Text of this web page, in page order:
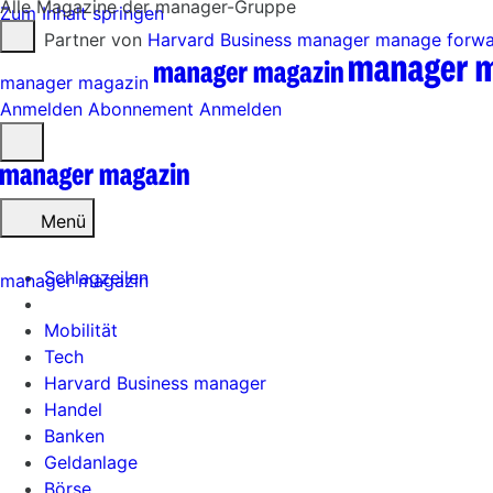
Zum Inhalt springen
Partner von Harvard Business manager manage
manager magazin
Anmelden Abonnement Anmelden
öffnen
Menü
Schlagzeilen
Mobilität
Tech
Harvard Business manager
Handel
Banken
Geldanlage
Börse
Alle Magazine der manager-Gruppe
manager magazin